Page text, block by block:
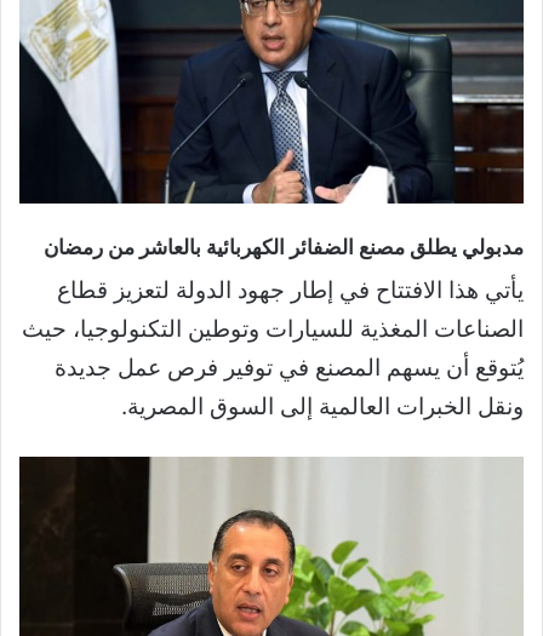
مدبولي يطلق مصنع الضفائر الكهربائية بالعاشر من رمضان
يأتي هذا الافتتاح في إطار جهود الدولة لتعزيز قطاع
الصناعات المغذية للسيارات وتوطين التكنولوجيا، حيث
يُتوقع أن يسهم المصنع في توفير فرص عمل جديدة
ونقل الخبرات العالمية إلى السوق المصرية.